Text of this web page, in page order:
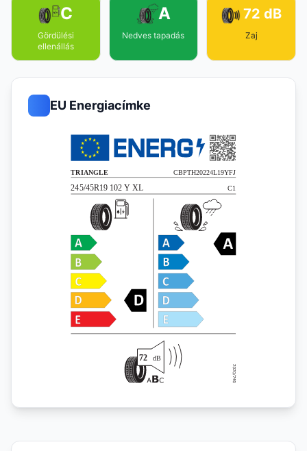
C
Gördülési
ellenállás
A
Nedves tapadás
72 dB
Zaj
EU Energiacímke